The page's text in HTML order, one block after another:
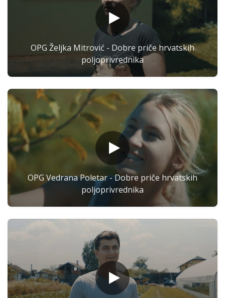
OPG Željka Mitrović - Dobre priče hrvatskih
poljoprivrednika
OPG Vedrana Poletar - Dobre priče hrvatskih
poljoprivrednika